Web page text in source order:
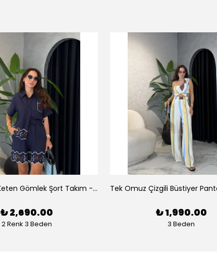
Luna Nakışlı Keten Gömlek Şort Takım - Lacivert
₺ 2,690.00
2 Renk 3 Beden
₺ 1,990.00
3 Beden